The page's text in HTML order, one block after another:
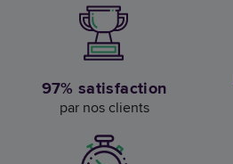
97% satisfaction
par nos clients